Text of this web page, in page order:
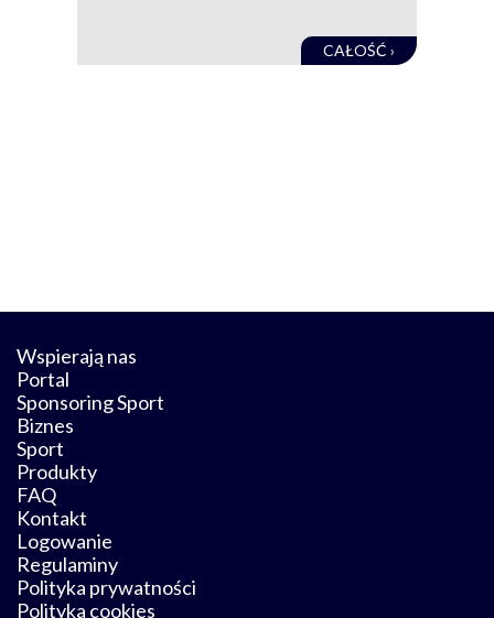
CAŁOŚĆ ›
Wspierają nas
Portal
Sponsoring Sport
Biznes
Sport
Produkty
FAQ
Kontakt
Logowanie
Regulaminy
Polityka prywatności
Polityka cookies